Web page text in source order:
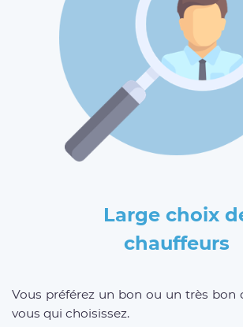
Large choix
chauffeurs
Vous préférez un bon ou un très bon
vous qui choisissez.